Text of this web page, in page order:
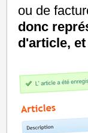
ou de
donc
d'article,